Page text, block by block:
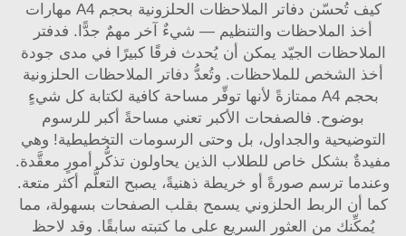
كيف تُحسّن دفاتر الملاحظات الحلزونية بحجم A4 مهارات
أخذ الملاحظات والتنظيم — شيءٌ آخر مهمٌ جدًّا. فدفتر
الملاحظات الجيّد يمكن أن يُحدث فرقًا كبيرًا في مدى جودة
أخذ الشخص للملاحظات. وتُعدُّ دفاتر الملاحظات الحلزونية
بحجم A4 ممتازةً لأنها توفِّر مساحة كافية لكتابة كل شيءٍ
بوضوح. فالصفحات الأكبر تعني مساحةً أكبر للرسوم
التوضيحية والجداول، بل وحتى الرسومات التخطيطية! وهي
مفيدةٌ بشكل خاص للطلاب الذين يحاولون تذكُّر أمورٍ معقَّدة.
وعندما ترسم صورةً أو خريطة ذهنيةً، يصبح التعلُّم أكثر متعة.
كما أن الربط الحلزوني يسمح بقلب الصفحات بسهولة، مما
يُمكِّنك من العثور السريع على ما كتبته سابقًا. وقد لاحظ